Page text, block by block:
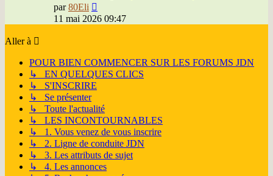
par80Eli
le
dernier
11 mai 2026 09:47
Aller à
POUR BIEN COMMENCER SUR LES FORUMS JDN
↳ EN QUELQUES CLICS
↳ S'INSCRIRE
↳ Se présenter
↳ Toute l'actualité
↳ LES INCONTOURNABLES
↳ 1. Vous venez de vous inscrire
↳ 2. Ligne de conduite JDN
↳ 3. Les attributs de sujet
↳ 4. Les annonces